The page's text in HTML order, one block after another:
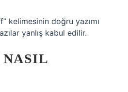
kelimesinin doğru yazımı
yanlış kabul edilir.
NASIL